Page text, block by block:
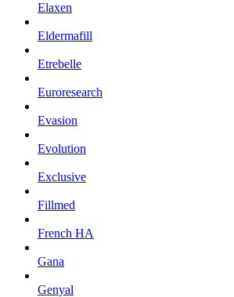
Elaxen
Eldermafill
Etrebelle
Euroresearch
Evasion
Evolution
Exclusive
Fillmed
French HA
Gana
Genyal